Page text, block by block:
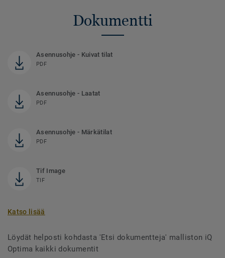
Dokumentti
Asennusohje - Kuivat tilat
PDF
Asennusohje - Laatat
PDF
Asennusohje - Märkätilat
PDF
Tif Image
TIF
Katso lisää
Löydät helposti kohdasta 'Etsi dokumentteja' malliston iQ
Optima kaikki dokumentit